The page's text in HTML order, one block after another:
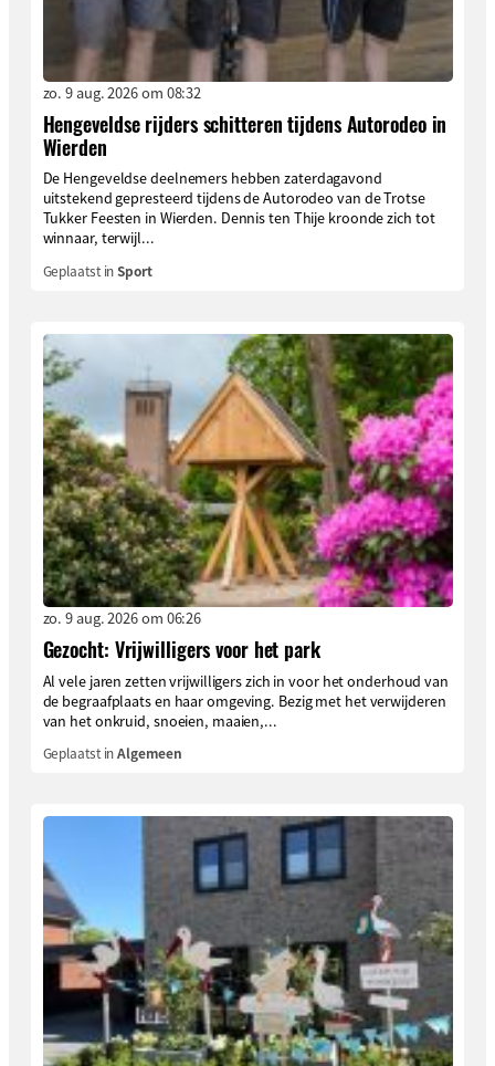
zo. 9 aug. 2026 om 08:32
Hengeveldse rijders schitteren tijdens Autorodeo in
Wierden
De Hengeveldse deelnemers hebben zaterdagavond
uitstekend gepresteerd tijdens de Autorodeo van de Trotse
Tukker Feesten in Wierden. Dennis ten Thije kroonde zich tot
winnaar, terwijl...
Geplaatst inSport
zo. 9 aug. 2026 om 06:26
Gezocht: Vrijwilligers voor het park
Al vele jaren zetten vrijwilligers zich in voor het onderhoud van
de begraafplaats en haar omgeving. Bezig met het verwijderen
van het onkruid, snoeien, maaien,...
Geplaatst inAlgemeen